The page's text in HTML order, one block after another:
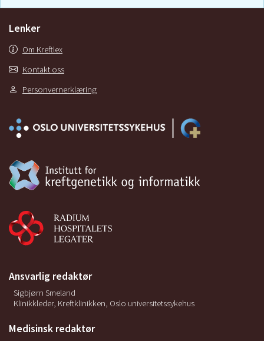
Lenker
Om Kreftlex
Kontakt oss
Personvernerklæring
Ansvarlig redaktør
Sigbjørn Smeland
Klinikkleder, Kreftklinikken, Oslo universitetssykehus
Medisinsk redaktør